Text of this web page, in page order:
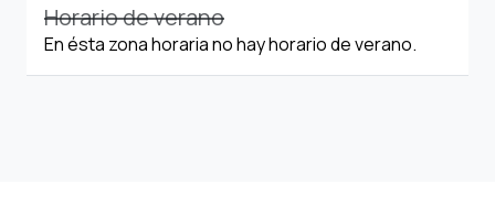
Horario de verano
En ésta zona horaria no hay horario de verano.